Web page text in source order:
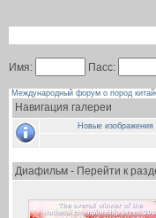
Имя: Пасс:
Международный форум о пород
Навигация галереи
Новые изображения
Диафильм - Перейти к